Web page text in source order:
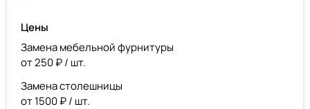
Цены
Замена мебельной фурнитуры
от 250 ₽ / шт.
Замена столешницы
от 1500 ₽ / шт.